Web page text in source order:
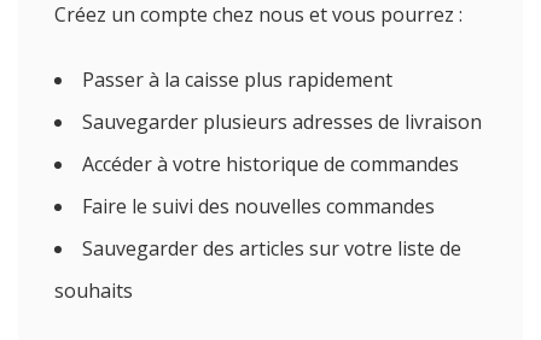
Créez un compte chez nous et vous pourrez :
Passer à la caisse plus rapidement
Sauvegarder plusieurs adresses de livraison
Accéder à votre historique de commandes
Faire le suivi des nouvelles commandes
Sauvegarder des articles sur votre liste de
souhaits